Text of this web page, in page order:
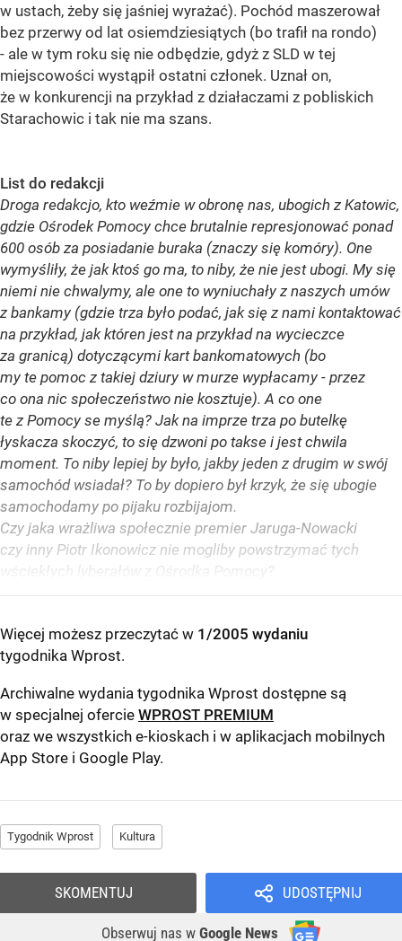
w ustach, żeby się jaśniej wyrażać). Pochód maszerował
bez przerwy od lat osiemdziesiątych (bo trafił na rondo)
- ale w tym roku się nie odbędzie, gdyż z SLD w tej
miejscowości wystąpił ostatni członek. Uznał on,
że w konkurencji na przykład z działaczami z pobliskich
Starachowic i tak nie ma szans.
List do redakcji
Droga redakcjo, kto weźmie w obronę nas, ubogich z Katowic,
gdzie Ośrodek Pomocy chce brutalnie represjonować ponad
600 osób za posiadanie buraka (znaczy się komóry). One
wymyśliły, że jak ktoś go ma, to niby, że nie jest ubogi. My się
niemi nie chwalymy, ale one to wyniuchały z naszych umów
z bankamy (gdzie trza było podać, jak się z nami kontaktować
na przykład, jak któren jest na przykład na wycieczce
za granicą) dotyczącymi kart bankomatowych (bo
my te pomoc z takiej dziury w murze wypłacamy - przez
co ona nic społeczeństwo nie kosztuje). A co one
te z Pomocy se myślą? Jak na imprze trza po butelkę
łyskacza skoczyć, to się dzwoni po takse i jest chwila
moment. To niby lepiej by było, jakby jeden z drugim w swój
samochód wsiadał? To by dopiero był krzyk, że się ubogie
samochodamy po pijaku rozbijajom.
Czy jaka wrażliwa społecznie premier Jaruga-Nowacki
czy inny Piotr Ikonowicz nie mogliby powstrzymać tych
wściekłych lyberałów z Ośrodka Pomocy?
Więcej możesz przeczytać w 1/2005 wydaniu
tygodnika Wprost.
Archiwalne wydania tygodnika Wprost dostępne są
w specjalnej ofercie WPROST PREMIUM
oraz we wszystkich e-kioskach i w aplikacjach mobilnych
App Store i Google Play.
Tygodnik Wprost Kultura
UDOSTĘPNIJ
Obserwuj nas w Google News
SKOMENTUJ